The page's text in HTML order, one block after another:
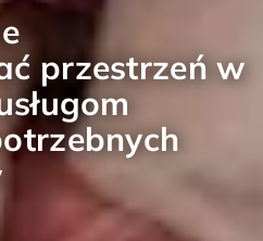
przestrzeń w